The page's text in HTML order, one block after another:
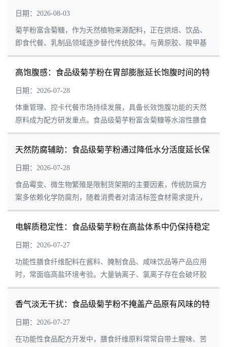
日期：2026-08-03
菊芋粉富含菊糖，作为天然植物来源配料，正在烘焙、饮品、
即食代餐、乳制品领域逐步替代传统胶体。与黄原胶、羧甲基
纤维素、果胶等常见增稠原料不同，食品级菊芋粉具备低粘度
增稠能力，并且在适宜浓度、温度条件下能...
高饱腹感：食品级菊芋粉在胃部膨胀延长饱腹时间的特
性
日期：2026-07-28
体重管理、控卡代餐市场持续发展，具备长效饱腹功能的天然
原料成为配方研发重点。食品级菊芋粉富含菊糖等水溶性膳食
纤维，遇消化液吸水溶胀，能够在胃部形成高黏度水合基质，
延缓胃排空速度，持续刺激饱腹信号释放，...
天然防腐辅助：食品级菊芋粉通过降低水分活度延长保
质期的特性
日期：2026-07-28
食品霉变、微生物繁殖是限制货架期的主要因素，传统防腐方
案多依赖化学防腐剂，随着消费者对清洁标签食材需求提升，
天然辅助防腐原料得到广泛关注。食品级菊芋粉富含菊糖等可
溶性膳食纤维，具备优异的水结合能力，可...
电解质稳定性：食品级菊芋粉在高盐体系中仍保持稳定
的特性
日期：2026-07-27
功能性膳食纤维配料在酱料、腌制食品、咸味饮品等产品应用
时，常面临高盐环境考验。大量钠离子、氯离子存在会破坏胶
体分散平衡，引发粉体絮凝、溶液浑浊、分层沉淀、黏度快速
衰减等问题，制约配料使用范围。精制食品...
香气淡无干扰：食品级菊芋粉不掩盖产品原有风味的特
性
日期：2026-07-27
在功能性食品配方开发中，膳食纤维原料常常自带土腥味、苦